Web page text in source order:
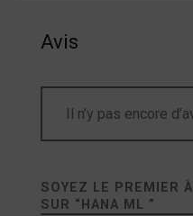
Avis
Il n’y pas encore
SOYEZ LE PREMIER
SUR “ HANA ML ”